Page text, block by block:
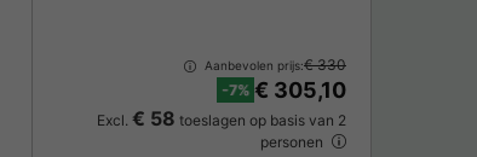
Aanbevolen prijs:€ 330
-7% € 305,10
Excl. € 58 toeslagen op basis van 2
personen